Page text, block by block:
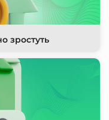
зростуть